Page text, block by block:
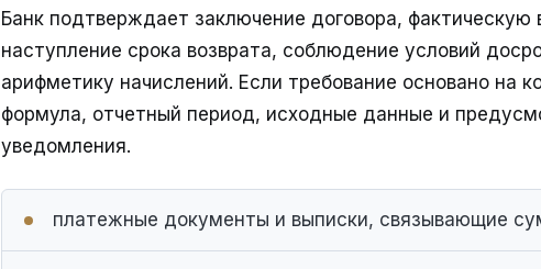
Банк подтверждает заключение договора,
наступление срока возврата, соблюдение условий
арифметику начислений. Если требование основано на
формула, отчетный период, исходные данные и
уведомления.
платежные документы и выписки, связывающие